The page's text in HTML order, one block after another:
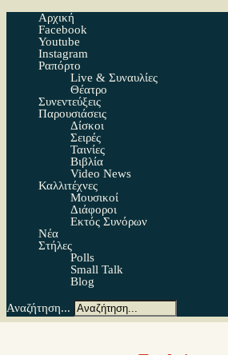
Αρχική
Facebook
Youtube
Instagram
Ραπόρτο
Live & Συναυλίες
Θέατρο
Συνεντεύξεις
Παρουσιάσεις
Δίσκοι
Σειρές
Ταινίες
Βιβλία
Video News
Καλλιτέχνες
Μουσικοί
Διάφοροι
Εκτός Συνόρων
Νέα
Στήλες
Polls
Small Talk
Blog
Αναζήτηση...